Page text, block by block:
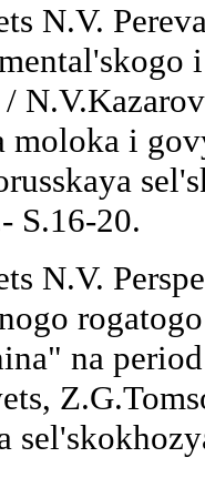
N.V.
moloka i
S.16-20.
N.V.
na